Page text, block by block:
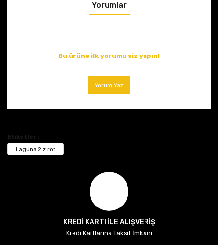
Yorumlar
Bu ürüne ilk yorumu siz yapın!
Yorum Yaz
Etiketler :
Laguna 2 z rot
KREDİ KARTI İLE ALIŞVERİŞ
Kredi Kartlarına Taksit İmkanı